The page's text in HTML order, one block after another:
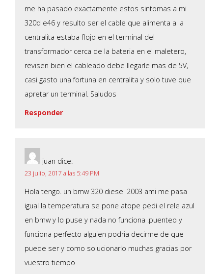
me ha pasado exactamente estos sintomas a mi
320d e46 y resulto ser el cable que alimenta a la
centralita estaba flojo en el terminal del
transformador cerca de la bateria en el maletero,
revisen bien el cableado debe llegarle mas de 5V,
casi gasto una fortuna en centralita y solo tuve que
apretar un terminal. Saludos
Responder
juan dice:
23 julio, 2017 a las 5:49 PM
Hola tengo. un bmw 320 diesel 2003 ami me pasa
igual la temperatura se pone atope pedi el rele azul
en bmw y lo puse y nada no funciona .puenteo y
funciona perfecto alguien podria decirme de que
puede ser y como solucionarlo muchas gracias por
vuestro tiempo